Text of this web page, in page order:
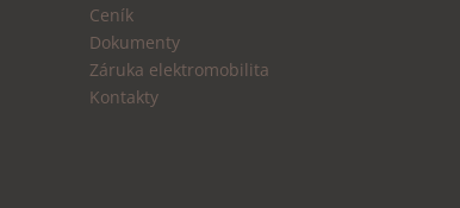
Ceník
Dokumenty
Záruka elektromobilita
Kontakty